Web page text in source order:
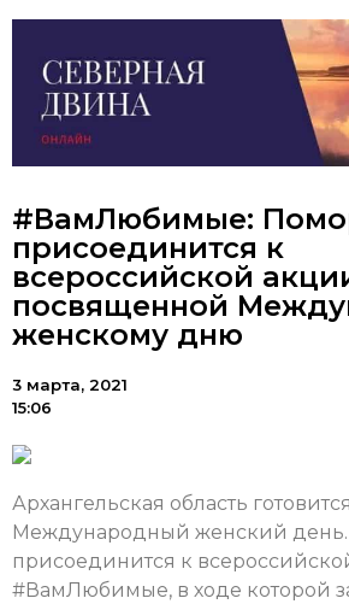
#ВамЛюбимые:
присоединится к
всероссийской
посвященной
женскому дню
3 марта, 2021
15:06
Архангельская область
Международный женский день.
присоединится к
#ВамЛюбимые, в ходе которой